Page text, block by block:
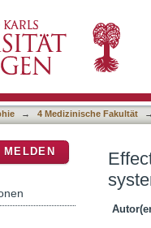
→ 4 Medizinische Fakultät →